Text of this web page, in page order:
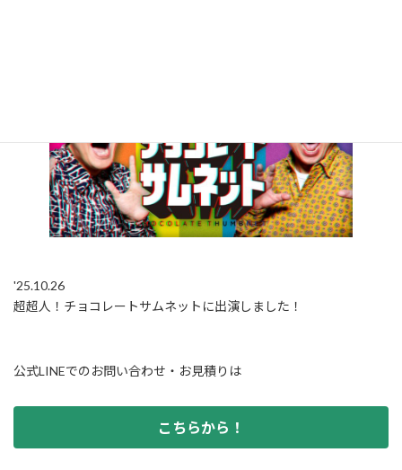
'25.10.26
超超人！チョコレートサムネットに出演しました！
公式LINEでのお問い合わせ・お見積りは
こちらから！